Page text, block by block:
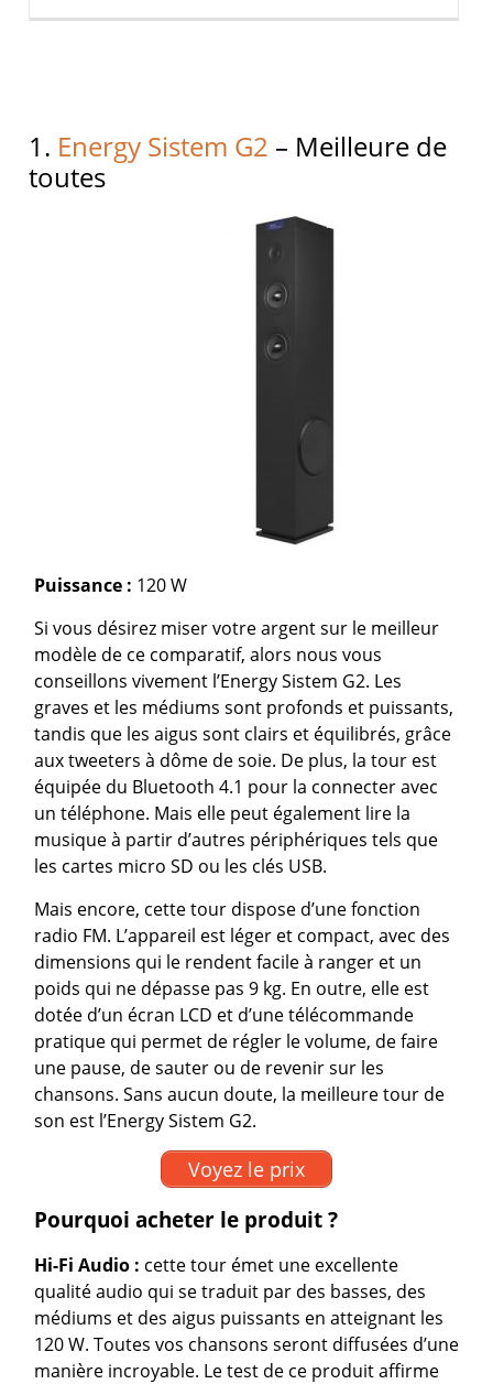
1. Energy Sistem G2 – Meilleure de
toutes
Puissance : 120 W
Si vous désirez miser votre argent sur le meilleur
modèle de ce comparatif, alors nous vous
conseillons vivement l’Energy Sistem G2. Les
graves et les médiums sont profonds et puissants,
tandis que les aigus sont clairs et équilibrés, grâce
aux tweeters à dôme de soie. De plus, la tour est
équipée du Bluetooth 4.1 pour la connecter avec
un téléphone. Mais elle peut également lire la
musique à partir d’autres périphériques tels que
les cartes micro SD ou les clés USB.
Mais encore, cette tour dispose d’une fonction
radio FM. L’appareil est léger et compact, avec des
dimensions qui le rendent facile à ranger et un
poids qui ne dépasse pas 9 kg. En outre, elle est
dotée d’un écran LCD et d’une télécommande
pratique qui permet de régler le volume, de faire
une pause, de sauter ou de revenir sur les
chansons. Sans aucun doute, la meilleure tour de
son est l’Energy Sistem G2.
Voyez le prix
Pourquoi acheter le produit ?
Hi-Fi Audio : cette tour émet une excellente
qualité audio qui se traduit par des basses, des
médiums et des aigus puissants en atteignant les
120 W. Toutes vos chansons seront diffusées d’une
manière incroyable. Le test de ce produit affirme